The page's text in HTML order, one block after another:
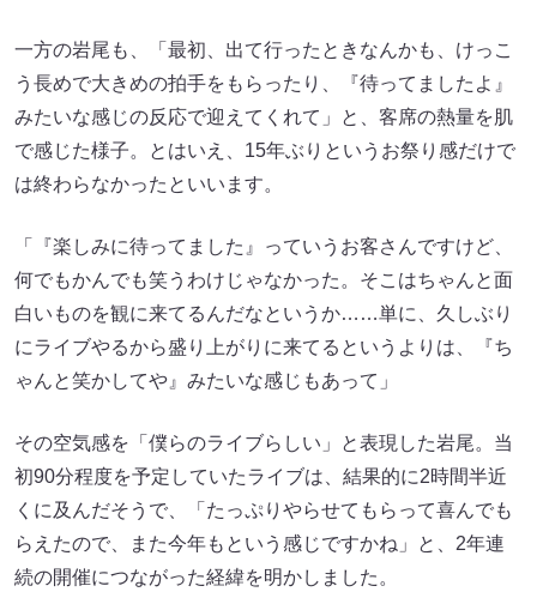
一方の岩尾も、「最初、出て行ったときなんかも、けっこ
う長めで大きめの拍手をもらったり、『待ってましたよ』
みたいな感じの反応で迎えてくれて」と、客席の熱量を肌
で感じた様子。とはいえ、15年ぶりというお祭り感だけで
は終わらなかったといいます。
「『楽しみに待ってました』っていうお客さんですけど、
何でもかんでも笑うわけじゃなかった。そこはちゃんと面
白いものを観に来てるんだなというか……単に、久しぶり
にライブやるから盛り上がりに来てるというよりは、『ち
ゃんと笑かしてや』みたいな感じもあって」
その空気感を「僕らのライブらしい」と表現した岩尾。当
初90分程度を予定していたライブは、結果的に2時間半近
くに及んだそうで、「たっぷりやらせてもらって喜んでも
らえたので、また今年もという感じですかね」と、2年連
続の開催につながった経緯を明かしました。